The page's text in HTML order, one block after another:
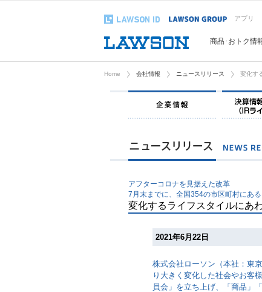
アプリ
商品･おトク情
Home 会社情報 ニュースリリース 変化す
企業情報
アフターコロナを見据えた改革
7月末までに、全国354の市区町村にあ
変化するライフスタイルにあ
2021年6月22日
株式会社ローソン（本社：東
り大きく変化した社会やお客
員会」を立ち上げ、「商品」